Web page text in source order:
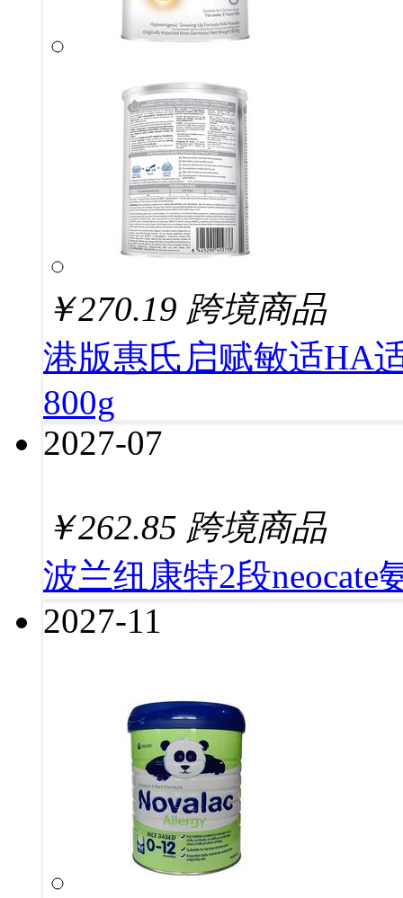
￥270.19 跨境商品
港版惠氏启赋敏适HA
800g
2027-07
￥262.85 跨境商品
波兰纽康特2段neocate
2027-11